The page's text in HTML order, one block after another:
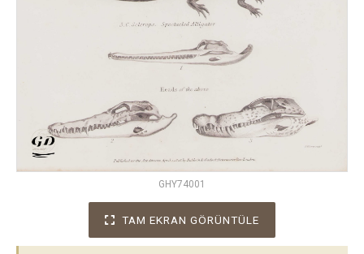
GHY74001
TAM EKRAN GÖRÜNTÜLE